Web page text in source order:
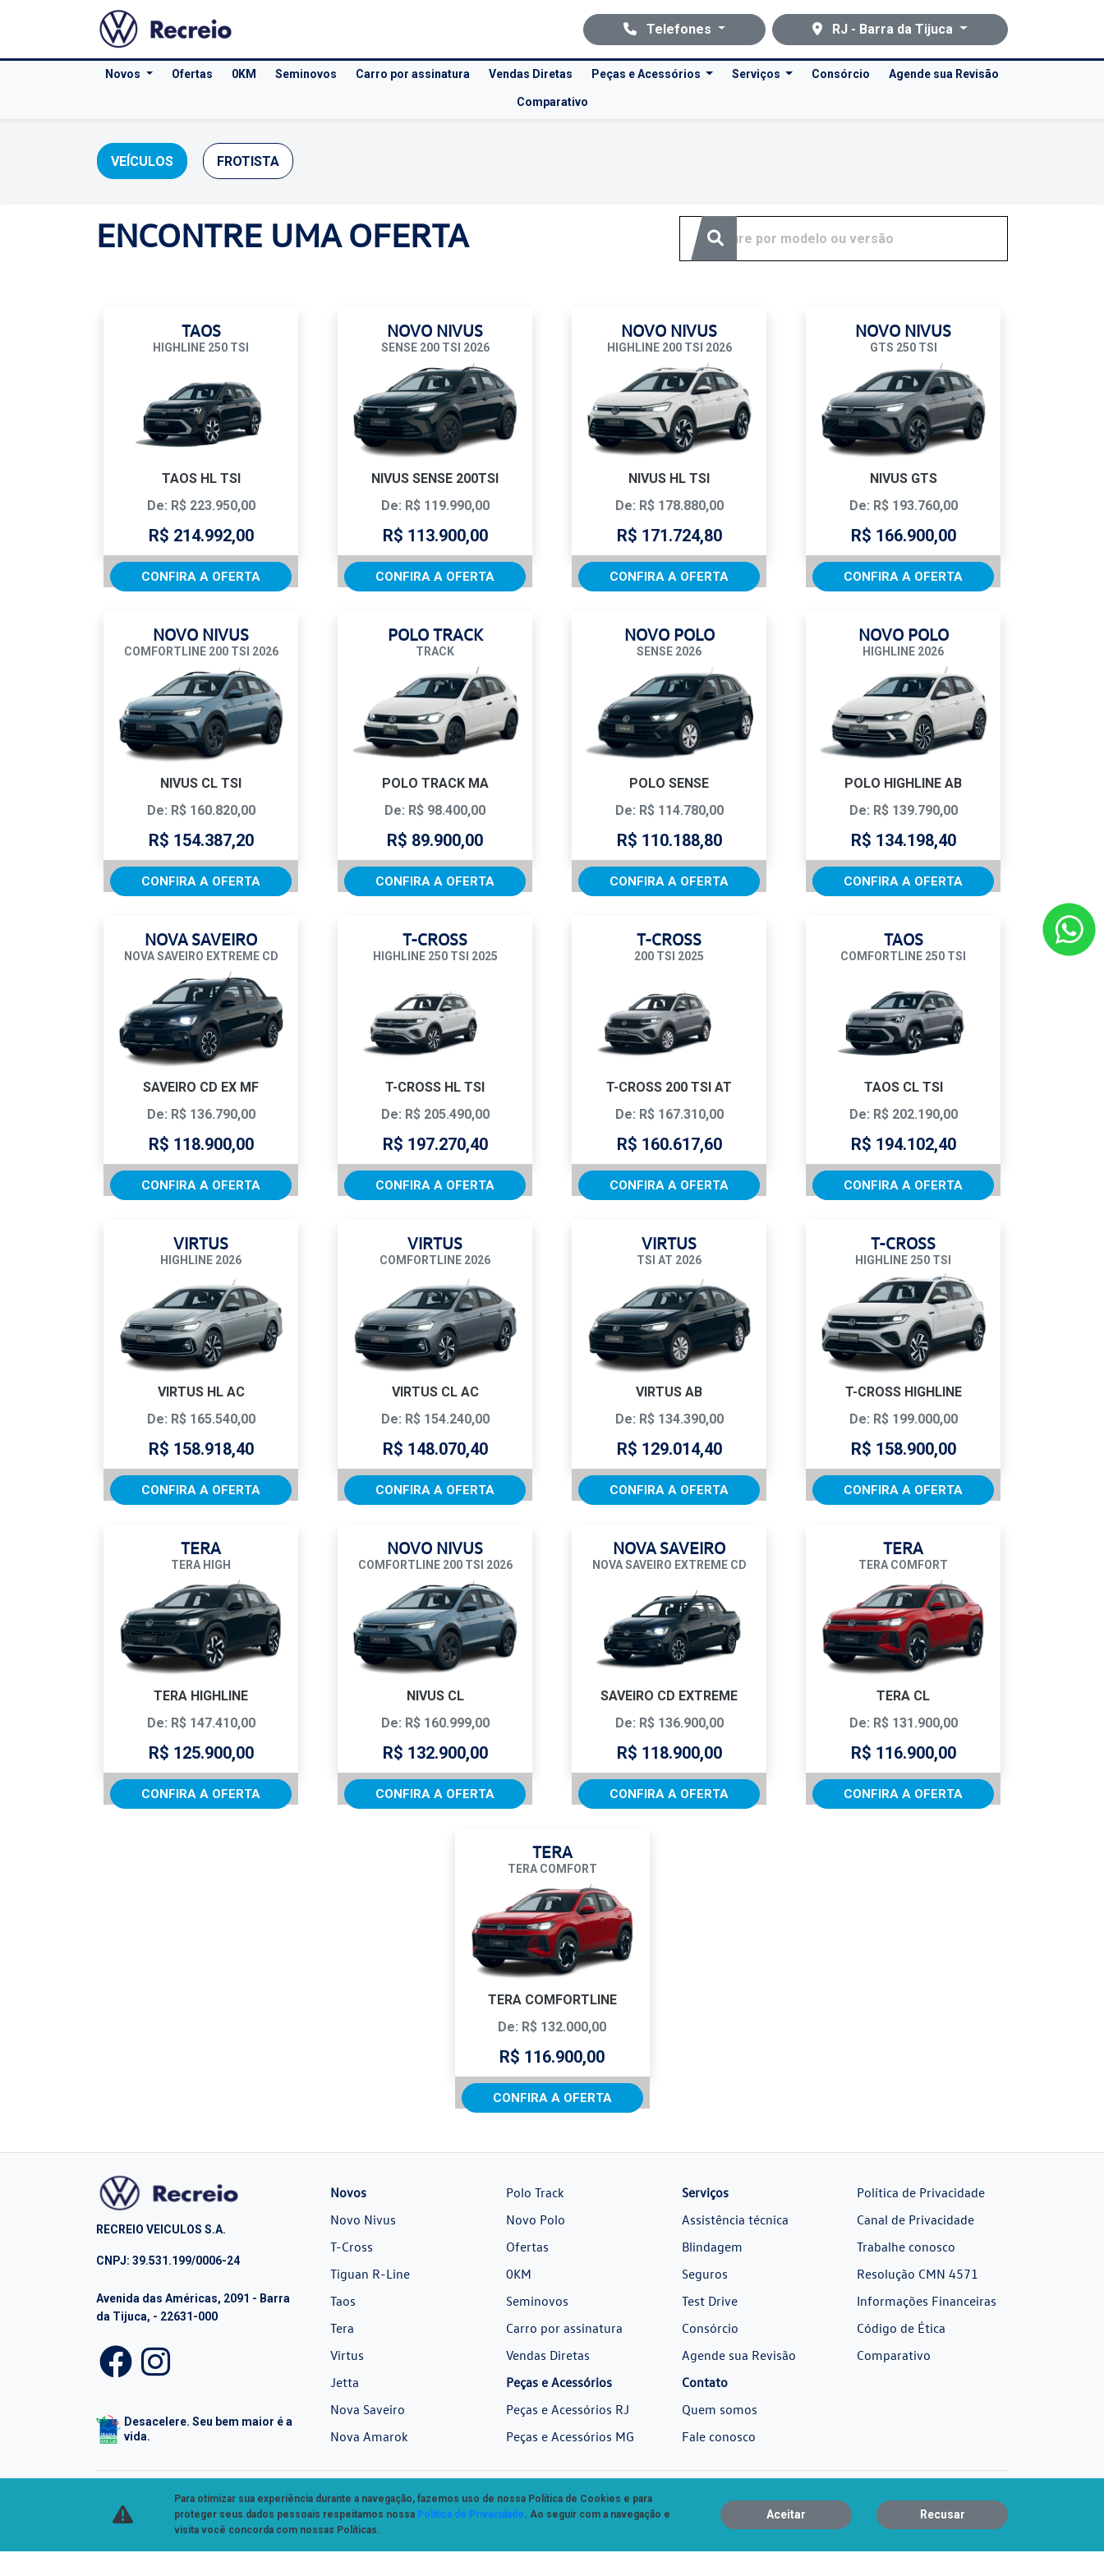
Telefones RJ - Barra da Tijuca
Novos Ofertas 0KM Seminovos Carro por assinatura Vendas Diretas Peças e Acessórios Serviços Consórcio Agende sua Revisão
Comparativo
VEÍCULOS FROTISTA
ENCONTRE UMA OFERTA
TAOS
HIGHLINE 250 TSI
TAOS HL TSI
De: R$ 223.950,00
R$ 214.992,00
CONFIRA A OFERTA
NOVO NIVUS
SENSE 200 TSI 2026
NIVUS SENSE 200TSI
De: R$ 119.990,00
R$ 113.900,00
CONFIRA A OFERTA
NOVO NIVUS
HIGHLINE 200 TSI 2026
NIVUS HL TSI
De: R$ 178.880,00
R$ 171.724,80
CONFIRA A OFERTA
NOVO NIVUS
GTS 250 TSI
NIVUS GTS
De: R$ 193.760,00
R$ 166.900,00
CONFIRA A OFERTA
NOVO NIVUS
COMFORTLINE 200 TSI 2026
NIVUS CL TSI
De: R$ 160.820,00
R$ 154.387,20
CONFIRA A OFERTA
POLO TRACK
TRACK
POLO TRACK MA
De: R$ 98.400,00
R$ 89.900,00
CONFIRA A OFERTA
NOVO POLO
SENSE 2026
POLO SENSE
De: R$ 114.780,00
R$ 110.188,80
CONFIRA A OFERTA
NOVO POLO
HIGHLINE 2026
POLO HIGHLINE AB
De: R$ 139.790,00
R$ 134.198,40
CONFIRA A OFERTA
NOVA SAVEIRO
NOVA SAVEIRO EXTREME CD
SAVEIRO CD EX MF
De: R$ 136.790,00
R$ 118.900,00
CONFIRA A OFERTA
T-CROSS
HIGHLINE 250 TSI 2025
T-CROSS HL TSI
De: R$ 205.490,00
R$ 197.270,40
CONFIRA A OFERTA
T-CROSS
200 TSI 2025
T-CROSS 200 TSI AT
De: R$ 167.310,00
R$ 160.617,60
CONFIRA A OFERTA
TAOS
COMFORTLINE 250 TSI
TAOS CL TSI
De: R$ 202.190,00
R$ 194.102,40
CONFIRA A OFERTA
VIRTUS
HIGHLINE 2026
VIRTUS HL AC
De: R$ 165.540,00
R$ 158.918,40
CONFIRA A OFERTA
VIRTUS
COMFORTLINE 2026
VIRTUS CL AC
De: R$ 154.240,00
R$ 148.070,40
CONFIRA A OFERTA
VIRTUS
TSI AT 2026
VIRTUS AB
De: R$ 134.390,00
R$ 129.014,40
CONFIRA A OFERTA
T-CROSS
HIGHLINE 250 TSI
T-CROSS HIGHLINE
De: R$ 199.000,00
R$ 158.900,00
CONFIRA A OFERTA
TERA
TERA HIGH
TERA HIGHLINE
De: R$ 147.410,00
R$ 125.900,00
CONFIRA A OFERTA
NOVO NIVUS
COMFORTLINE 200 TSI 2026
NIVUS CL
De: R$ 160.999,00
R$ 132.900,00
CONFIRA A OFERTA
NOVA SAVEIRO
NOVA SAVEIRO EXTREME CD
SAVEIRO CD EXTREME
De: R$ 136.900,00
R$ 118.900,00
CONFIRA A OFERTA
TERA
TERA COMFORT
TERA CL
De: R$ 131.900,00
R$ 116.900,00
CONFIRA A OFERTA
TERA
TERA COMFORT
TERA COMFORTLINE
De: R$ 132.000,00
R$ 116.900,00
CONFIRA A OFERTA
RECREIO VEICULOS S.A.
CNPJ: 39.531.199/0006-24
Avenida das Américas, 2091 - Barra
da Tijuca, - 22631-000
Desacelere. Seu bem maior é a
vida.
Novos
Novo Nivus
T-Cross
Tiguan R-Line
Taos
Tera
Virtus
Jetta
Nova Saveiro
Nova Amarok
Polo Track
Novo Polo
Ofertas
0KM
Seminovos
Carro por assinatura
Vendas Diretas
Peças e Acessórios
Peças e Acessórios RJ
Peças e Acessórios MG
Serviços
Assistência técnica
Blindagem
Seguros
Test Drive
Consórcio
Agende sua Revisão
Contato
Quem somos
Fale conosco
Política de Privacidade
Canal de Privacidade
Trabalhe conosco
Resolução CMN 4571
Informações Financeiras
Código de Ética
Comparativo
Para otimizar sua experiência durante a navegação, fazemos uso de nossa Política de Cookies e para
proteger seus dados pessoais respeitamos nossa Política de Privacidade. Ao seguir com a navegação e
visita você concorda com nossas Políticas.
Aceitar Recusar